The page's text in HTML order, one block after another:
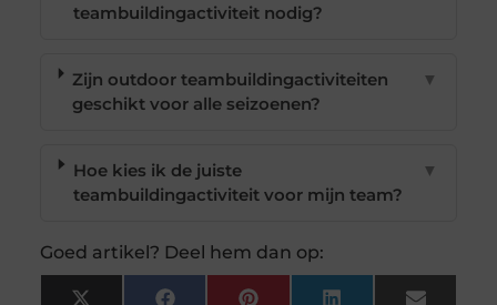
teambuildingactiviteit nodig?
Zijn outdoor teambuildingactiviteiten
geschikt voor alle seizoenen?
▼
Hoe kies ik de juiste
teambuildingactiviteit voor mijn team?
▼
Goed artikel? Deel hem dan op: